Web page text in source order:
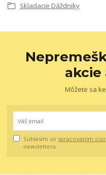
Skladacie Dáždniky
akcie
Môžete sa
Súhlasím so spracovaním
newslettera.